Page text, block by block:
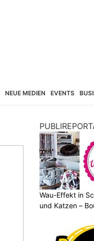
NEUE MEDIEN EVENTS
Wau-Effekt in
und Katzen –